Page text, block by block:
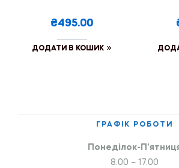
₴495.00
ДОДАТИ В КОШИК
ГРАФІК РОБОТИ
Понеділок-
8.00 – 17.00